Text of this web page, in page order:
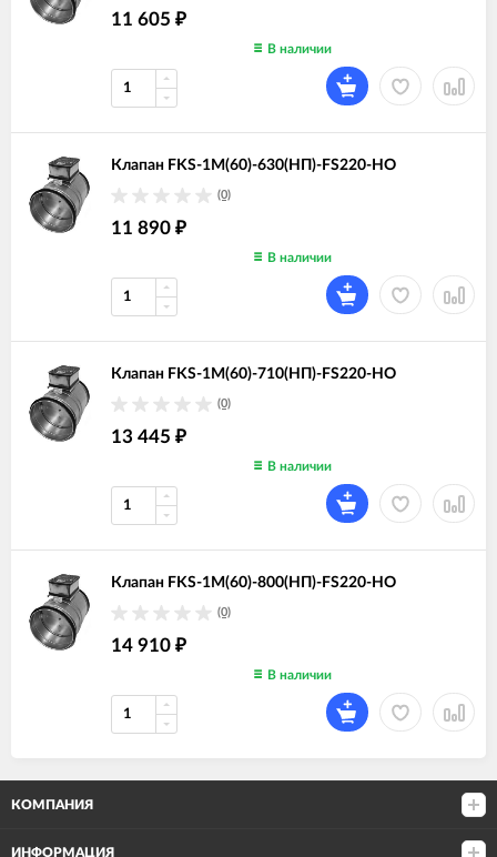
11 605 ₽
В наличии
Клапан FKS-1M(60)-630(НП)-FS220-НО
(0)
11 890 ₽
В наличии
Клапан FKS-1M(60)-710(НП)-FS220-НО
(0)
13 445 ₽
В наличии
Клапан FKS-1M(60)-800(НП)-FS220-НО
(0)
14 910 ₽
В наличии
КОМПАНИЯ
ИНФОРМАЦИЯ